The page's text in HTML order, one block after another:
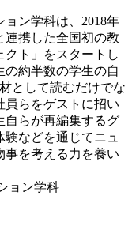
ン学科は、2018年
連携した全国初の教
ト」をスタートし
の約半数の学生の自
として読むだけでな
員らをゲストに招い
自らが再編集するグ
などを通じてニュ
事を考える力を養い
ョン学科